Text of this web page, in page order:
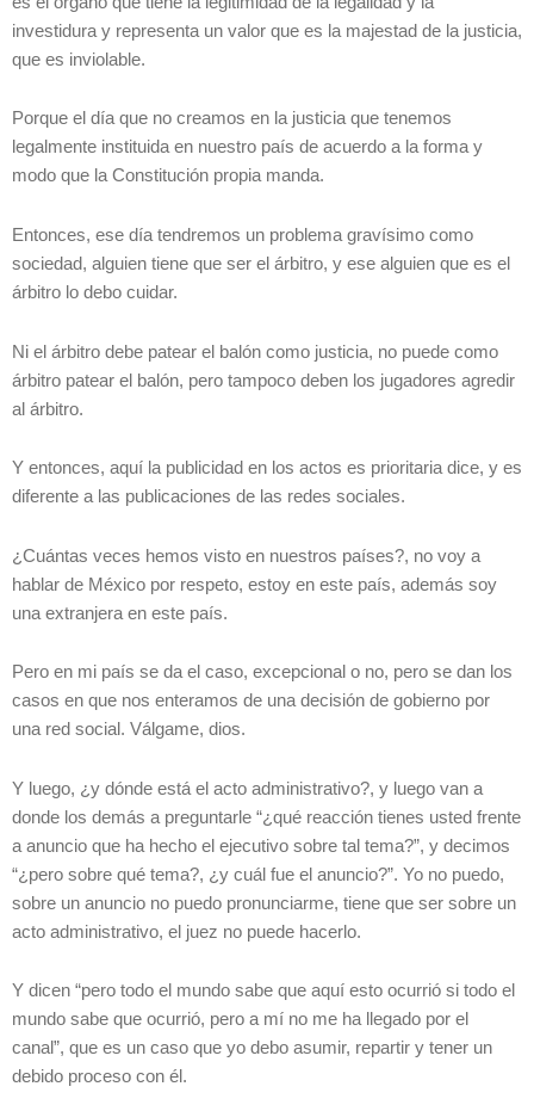
investidura y representa un valor que es la majestad de la justicia,
que es inviolable.
Porque el día que no creamos en la justicia que tenemos
legalmente instituida en nuestro país de acuerdo a la forma y
modo que la Constitución propia manda.
Entonces, ese día tendremos un problema gravísimo como
sociedad, alguien tiene que ser el árbitro, y ese alguien que es el
árbitro lo debo cuidar.
Ni el árbitro debe patear el balón como justicia, no puede como
árbitro patear el balón, pero tampoco deben los jugadores agredir
al árbitro.
Y entonces, aquí la publicidad en los actos es prioritaria dice, y es
diferente a las publicaciones de las redes sociales.
¿Cuántas veces hemos visto en nuestros países?, no voy a
hablar de México por respeto, estoy en este país, además soy
una extranjera en este país.
Pero en mi país se da el caso, excepcional o no, pero se dan los
casos en que nos enteramos de una decisión de gobierno por
una red social. Válgame, dios.
Y luego, ¿y dónde está el acto administrativo?, y luego van a
donde los demás a preguntarle “¿qué reacción tienes usted frente
a anuncio que ha hecho el ejecutivo sobre tal tema?”, y decimos
“¿pero sobre qué tema?, ¿y cuál fue el anuncio?”. Yo no puedo,
sobre un anuncio no puedo pronunciarme, tiene que ser sobre un
acto administrativo, el juez no puede hacerlo.
Y dicen “pero todo el mundo sabe que aquí esto ocurrió si todo el
mundo sabe que ocurrió, pero a mí no me ha llegado por el
canal”, que es un caso que yo debo asumir, repartir y tener un
debido proceso con él.